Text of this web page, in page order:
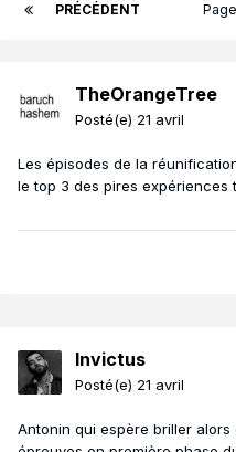
PRÉCÉDENT
TheOrangeTree
Posté(e) 21 avril
Les épisodes de la
le top 3 des pires expériences
Invictus
Posté(e) 21 avril
Antonin qui espère briller